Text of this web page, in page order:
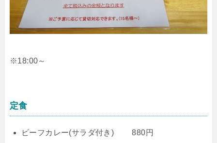
※18:00～
定食
ビーフカレー(サラダ付き) 880円